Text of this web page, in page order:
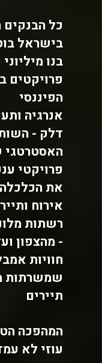
כל הבנקים
בישראל
בנו
פרויקטים
הפיננסי
אנרגיה
דלק -
האסטרטגי
פרויקטי
את
אירוח
רשתות
- מהצפון
חוויות
שמשרתות
תיירים
המהפכה
עוזי לא